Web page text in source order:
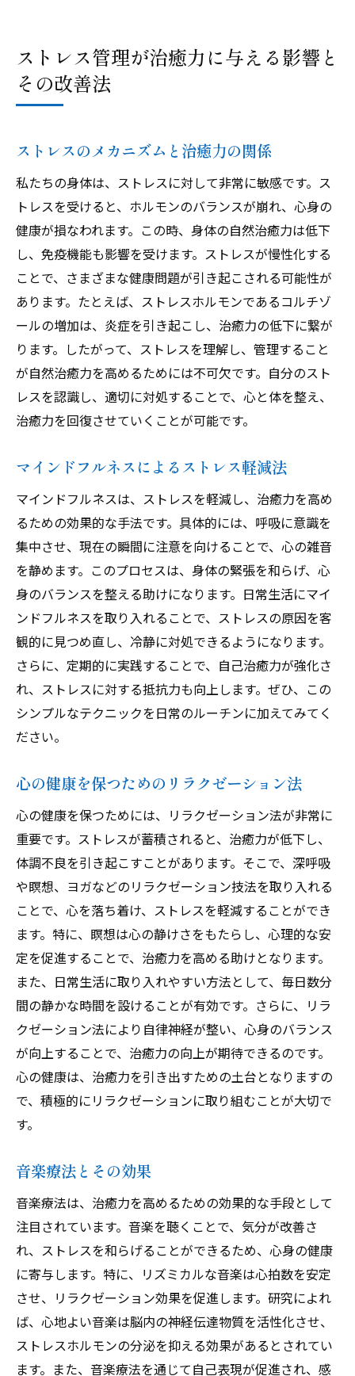
ストレス管理が治癒力に与える影響と
その改善法
ストレスのメカニズムと治癒力の関係
私たちの身体は、ストレスに対して非常に敏感です。ス
トレスを受けると、ホルモンのバランスが崩れ、心身の
健康が損なわれます。この時、身体の自然治癒力は低下
し、免疫機能も影響を受けます。ストレスが慢性化する
ことで、さまざまな健康問題が引き起こされる可能性が
あります。たとえば、ストレスホルモンであるコルチゾ
ールの増加は、炎症を引き起こし、治癒力の低下に繋が
ります。したがって、ストレスを理解し、管理すること
が自然治癒力を高めるためには不可欠です。自分のスト
レスを認識し、適切に対処することで、心と体を整え、
治癒力を回復させていくことが可能です。
マインドフルネスによるストレス軽減法
マインドフルネスは、ストレスを軽減し、治癒力を高め
るための効果的な手法です。具体的には、呼吸に意識を
集中させ、現在の瞬間に注意を向けることで、心の雑音
を静めます。このプロセスは、身体の緊張を和らげ、心
身のバランスを整える助けになります。日常生活にマイ
ンドフルネスを取り入れることで、ストレスの原因を客
観的に見つめ直し、冷静に対処できるようになります。
さらに、定期的に実践することで、自己治癒力が強化さ
れ、ストレスに対する抵抗力も向上します。ぜひ、この
シンプルなテクニックを日常のルーチンに加えてみてく
ださい。
心の健康を保つためのリラクゼーション法
心の健康を保つためには、リラクゼーション法が非常に
重要です。ストレスが蓄積されると、治癒力が低下し、
体調不良を引き起こすことがあります。そこで、深呼吸
や瞑想、ヨガなどのリラクゼーション技法を取り入れる
ことで、心を落ち着け、ストレスを軽減することができ
ます。特に、瞑想は心の静けさをもたらし、心理的な安
定を促進することで、治癒力を高める助けとなります。
また、日常生活に取り入れやすい方法として、毎日数分
間の静かな時間を設けることが有効です。さらに、リラ
クゼーション法により自律神経が整い、心身のバランス
が向上することで、治癒力の向上が期待できるのです。
心の健康は、治癒力を引き出すための土台となりますの
で、積極的にリラクゼーションに取り組むことが大切で
す。
音楽療法とその効果
音楽療法は、治癒力を高めるための効果的な手段として
注目されています。音楽を聴くことで、気分が改善さ
れ、ストレスを和らげることができるため、心身の健康
に寄与します。特に、リズミカルな音楽は心拍数を安定
させ、リラクゼーション効果を促進します。研究によれ
ば、心地よい音楽は脳内の神経伝達物質を活性化させ、
ストレスホルモンの分泌を抑える効果があるとされてい
ます。また、音楽療法を通じて自己表現が促進され、感